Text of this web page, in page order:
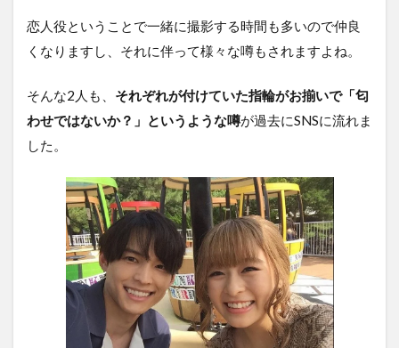
恋人役ということで一緒に撮影する時間も多いので仲良
くなりますし、それに伴って様々な噂もされますよね。
そんな2人も、 それぞれが付けていた指輪がお揃いで「匂
わせではないか？」というような噂が過去にSNSに流れま
した。